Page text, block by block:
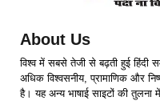
About Us
विश्व में सबसे तेजी से बढ़ती हुई हिंदी
अधिक विश्वसनीय, प्रामाणिक और
है। यह अन्य भाषाई साइटों की तुलना